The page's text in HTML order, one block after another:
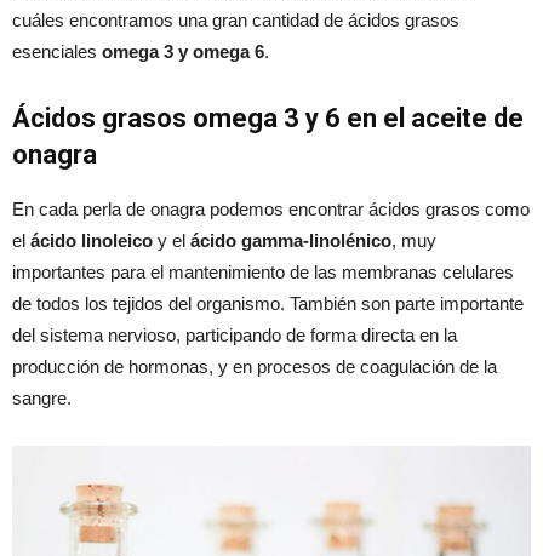
cuáles encontramos una gran cantidad de ácidos grasos
esenciales omega 3 y omega 6.
Ácidos grasos omega 3 y 6 en el aceite de
onagra
En cada perla de onagra podemos encontrar ácidos grasos como
el ácido linoleico y el ácido gamma-linolénico, muy
importantes para el mantenimiento de las membranas celulares
de todos los tejidos del organismo. También son parte importante
del sistema nervioso, participando de forma directa en la
producción de hormonas, y en procesos de coagulación de la
sangre.